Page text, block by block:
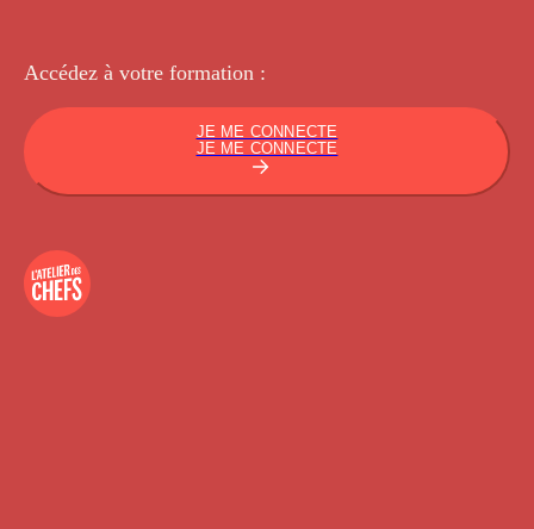
Accédez à votre formation :
JE ME CONNECTE
JE ME CONNECTE